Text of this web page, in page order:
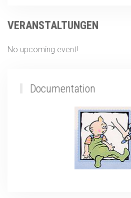
VERANSTALTUNGEN
No upcoming event!
Documentation